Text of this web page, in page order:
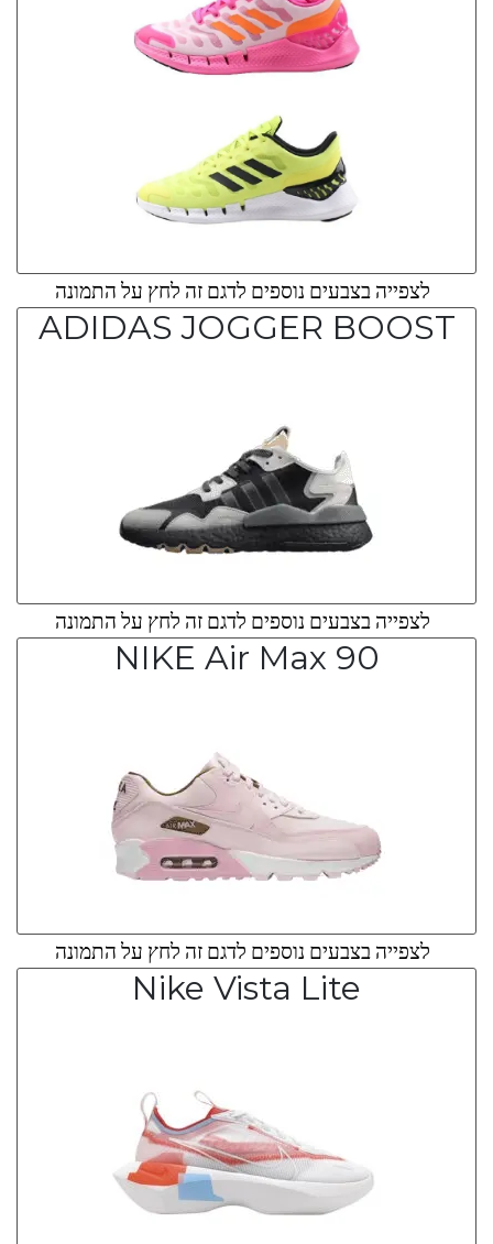
לצפייה בצבעים נוספים לדגם זה לחץ על התמונה
ADIDAS JOGGER BOOST
לצפייה בצבעים נוספים לדגם זה לחץ על התמונה
NIKE Air Max 90
לצפייה בצבעים נוספים לדגם זה לחץ על התמונה
Nike Vista Lite